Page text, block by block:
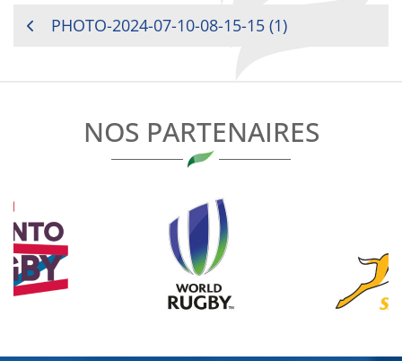
NAVIGATION
PHOTO-2024-07-10-08-15-15 (1)
NOS PARTENAIRES